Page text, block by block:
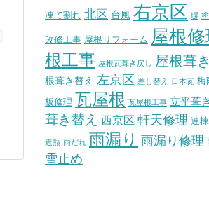
凍て割れ 北区 台風 右京区 塀
改修工事 屋根リフォーム 屋根修
根工事 屋根瓦葺き戻し 屋根葺
根葺き替え 左京区 差し替え 日本瓦 梅
板修理 瓦屋根 瓦屋根工事 立平葺き
葺き替え 西京区 軒天修理 連棟
遮熱 雨だれ 雨漏り 雨漏り修理
雪止め